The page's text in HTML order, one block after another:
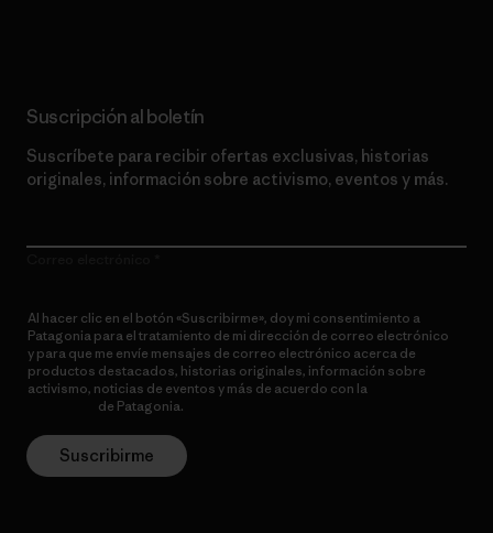
Suscripción al boletín
Suscríbete para recibir ofertas exclusivas, historias
originales, información sobre activismo, eventos y más.
Al hacer clic en el botón «Suscribirme», doy mi consentimiento a
Patagonia para el tratamiento de mi dirección de correo electrónico
y para que me envíe mensajes de correo electrónico acerca de
productos destacados, historias originales, información sobre
activismo, noticias de eventos y más de acuerdo con la
de Patagonia.
Suscribirme